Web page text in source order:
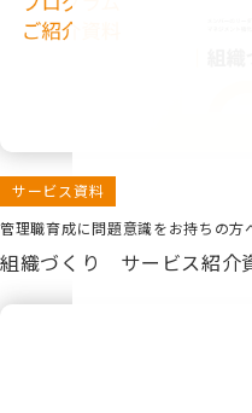
サービス資料
管理職育成に問題意識をお持ちの方
組織づくり サービス紹介